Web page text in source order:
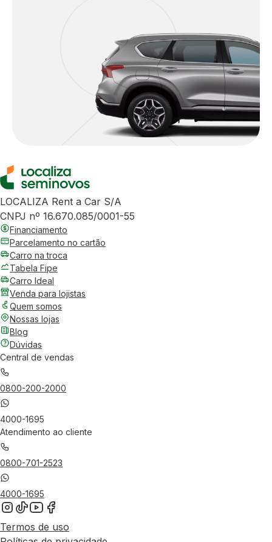
LOCALIZA Rent a Car S/A
CNPJ nº 16.670.085/0001-55
Financiamento
Parcelamento no cartão
Carro na troca
Tabela Fipe
Carro Ideal
Venda para lojistas
Quem somos
Nossas lojas
Blog
Dúvidas
Central de vendas
0800-200-2000
4000-1695
Atendimento ao cliente
0800-701-2523
4000-1695
Termos de uso